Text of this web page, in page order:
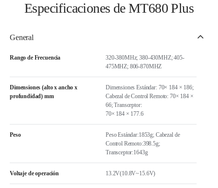
Especificaciones de MT680 Plus
General
Rango de Frecuencia
320-380MHz; 380-430MHZ; 405-
475MHZ; 806-870MHZ
Dimensiones (alto x ancho x
profundidad) mm
Dimensiones Estándar: 70× 184 × 186;
Cabezal de Control Remoto: 70× 184 ×
66; Transceptor:
70× 184 × 177.6
Peso
Peso Estándar:1853g; Cabezal de
Control Remoto:398.5g;
Transceptor:1643g
Voltaje de operación 13.2V(10.8V~15.6V)